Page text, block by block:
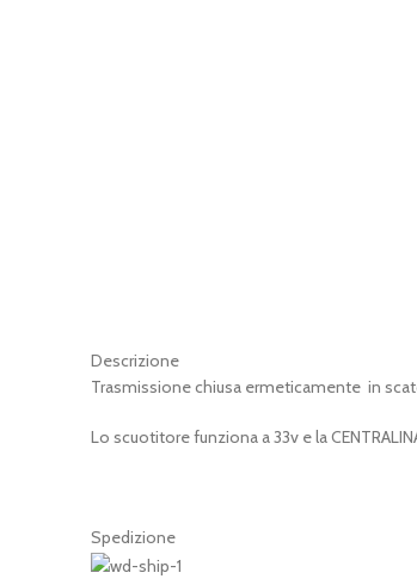
Descrizione
Trasmissione chiusa ermeticamente in
Lo scuotitore funziona a 33v e la
Spedizione